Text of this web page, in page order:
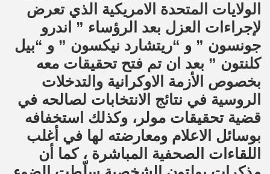
الولايات المتحدة الامريكية الذي تعرض
لإجراءات العزل بعد الرؤساء ” اندرو
جونسون ” و “ريتشارد نيكسون ” و “بيل
كلنتون ” بعد ان تم فتح تحقيقات معه
بخصوص الأزمة الاوكرانية والتدخلات
الروسية في نتائج الانتخابات لصالحه في
قضية تحقيقات مولر، وكذلك استخفافه
بوسائل الاعلام ومعارضته لها في أغلب
اللقاءات الصحفية المباشرة ، كما أن